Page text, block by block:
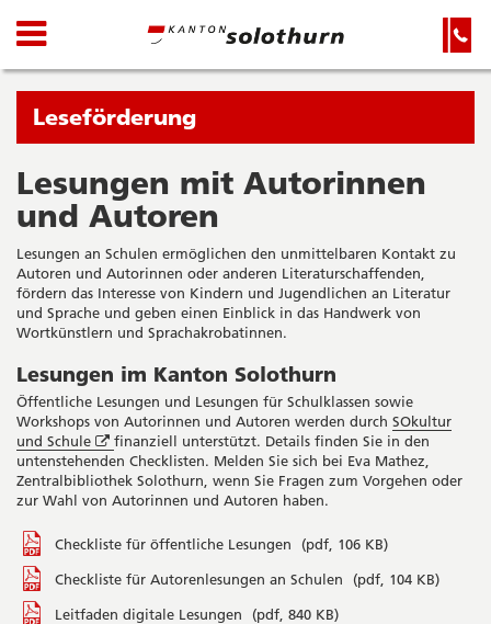
Kanton
Solothurn
Wichtige
Seiten
Startseite
Hauptnavigation
Inhalt
Suche
Navigation
und
Suche
Navigation
Sie
befinden
sich
gerade
Leseförderung
Lesungen mit Autorinnen
und Autoren
Lesungen an Schulen ermöglichen den unmittelbaren Kontakt zu
Autoren und Autorinnen oder anderen Literaturschaffenden,
fördern das Interesse von Kindern und Jugendlichen an Literatur
und Sprache und geben einen Einblick in das Handwerk von
Wortkünstlern und Sprachakrobatinnen.
Lesungen im Kanton Solothurn
Öffentliche Lesungen und Lesungen für Schulklassen sowie
Workshops von Autorinnen und Autoren werden durch SOkultur
und Schule
Öffnet
in
neuem
Fenster
finanziell unterstützt. Details finden Sie in den
untenstehenden Checklisten. Melden Sie sich bei Eva Mathez,
Zentralbibliothek Solothurn, wenn Sie Fragen zum Vorgehen oder
zur Wahl von Autorinnen und Autoren haben.
Checkliste für öffentliche Lesungen
(pdf, 106 KB)
Checkliste für Autorenlesungen an Schulen
(pdf, 104 KB)
Leitfaden digitale Lesungen
(pdf, 840 KB)